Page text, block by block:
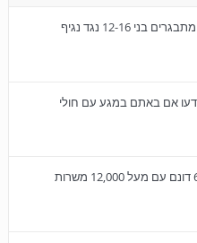
מאוחדת החלה לחסן מתבגרים בני 12-16 נגד נגיף
אם באתם במגע עם חולי